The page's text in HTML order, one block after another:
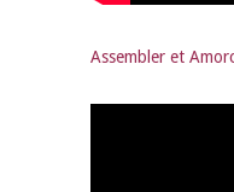
Assembler et